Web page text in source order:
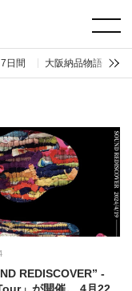
日間 大阪納品物語
REDISCOVER” -
」が開催。 4月22